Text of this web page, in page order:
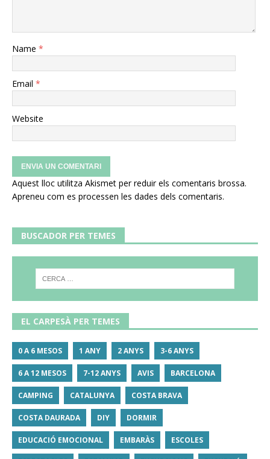
Name *
Email *
Website
Aquest lloc utilitza Akismet per reduir els comentaris brossa.
Apreneu com es processen les dades dels comentaris.
BUSCADOR PER TEMES
EL CARPESÀ PER TEMES
0 A 6 MESOS 1 ANY 2 ANYS 3-6 ANYS
6 A 12 MESOS 7-12 ANYS AVIS BARCELONA
CAMPING CATALUNYA COSTA BRAVA
COSTA DAURADA DIY DORMIR
EDUCACIÓ EMOCIONAL EMBARÀS ESCOLES